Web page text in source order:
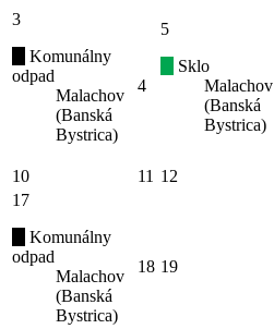
3
Komunálny
odpad
Malachov
(Banská
Bystrica)
4
5
Sklo
Malachov
(Banská
Bystrica)
10 11 12
17
Komunálny
odpad
Malachov
(Banská
Bystrica)
18 19